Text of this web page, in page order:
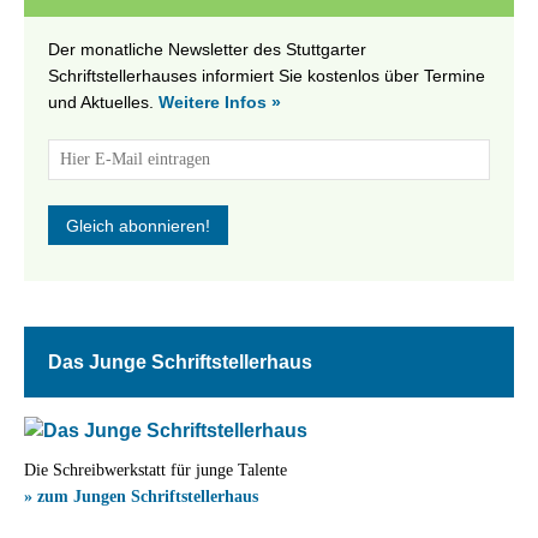
Der monatliche Newsletter des Stuttgarter
Schriftstellerhauses informiert Sie kostenlos über Termine
und Aktuelles. Weitere Infos »
Das Junge Schriftstellerhaus
Die Schreibwerkstatt für junge Talente
» zum Jungen Schriftstellerhaus